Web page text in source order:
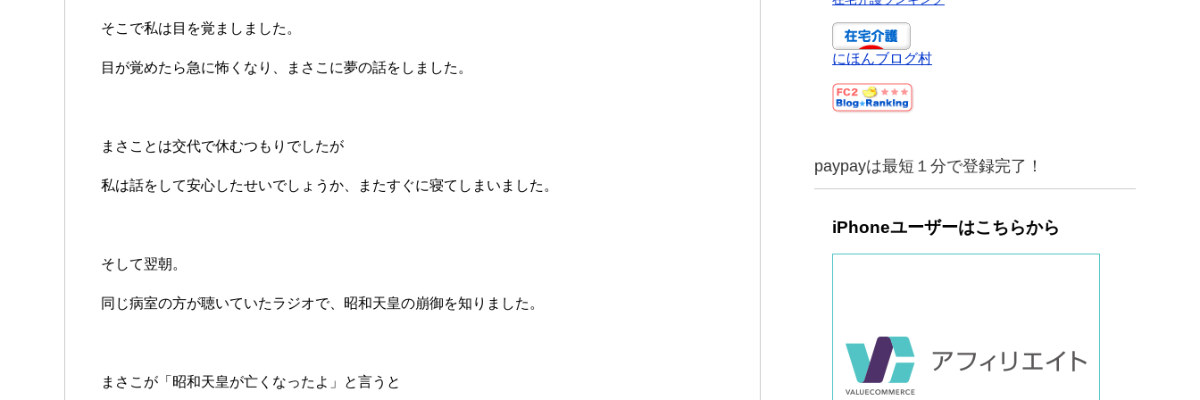
そこで私は目を覚ましました。
目が覚めたら急に怖くなり、まさこに夢の話をしました。
まさことは交代で休むつもりでしたが
私は話をして安心したせいでしょうか、またすぐに寝てしまいました。
そして翌朝。
同じ病室の方が聴いていたラジオで、昭和天皇の崩御を知りました。
まさこが「昭和天皇が亡くなったよ」と言うと
にほんブログ村
paypayは最短１分で登録完了！
iPhoneユーザーはこちらから